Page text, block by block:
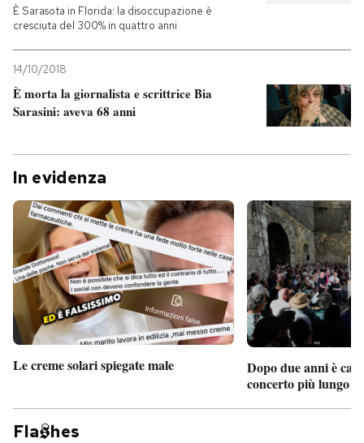
È Sarasota in Florida: la disoccupazione è
cresciuta del 300% in quattro anni
14/10/2018
È morta la giornalista e scrittrice Bia
Sarasini: aveva 68 anni
In evidenza
Le creme solari spiegate male
Dopo due anni è
concerto più lungo
Fla hes